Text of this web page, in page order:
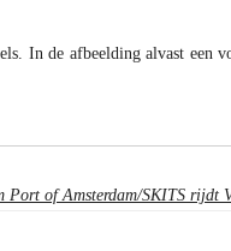
In de afbeelding alvast een
Port of Amsterdam/SKITS rijdt